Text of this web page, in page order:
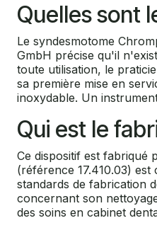
Quelles sont
Le syndesmotome
GmbH précise qu'il
toute utilisation, le
sa première mise en
inoxydable. Un
Qui est le
Ce dispositif est fabriqué
(référence 17.410.03)
standards de fabrication
concernant son
des soins en cabinet